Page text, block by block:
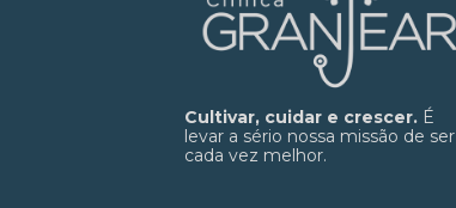
Cultivar, cuidar e crescer. É
levar a sério nossa missão de ser
cada vez melhor.